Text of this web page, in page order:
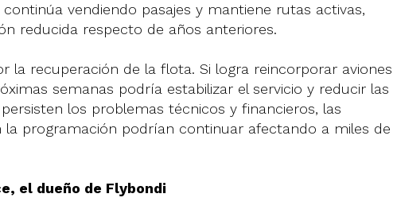
vendiendo pasajes y mantiene rutas activas,
reducida respecto de años anteriores.
la recuperación de la flota. Si logra reincorporar aviones
semanas podría estabilizar el servicio y reducir las
los problemas técnicos y financieros, las
programación podrían continuar afectando a miles de
el dueño de Flybondi